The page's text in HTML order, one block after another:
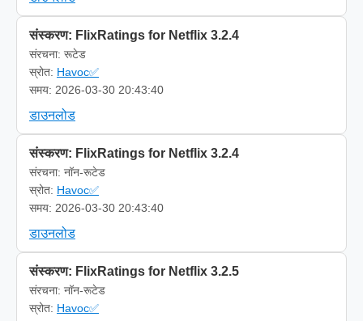
संस्करण: FlixRatings for Netflix 3.2.4
संरचना: रूटेड
स्रोत: Havoc✅
समय: 2026-03-30 20:43:40
डाउनलोड
संस्करण: FlixRatings for Netflix 3.2.4
संरचना: नॉन-रूटेड
स्रोत: Havoc✅
समय: 2026-03-30 20:43:40
डाउनलोड
संस्करण: FlixRatings for Netflix 3.2.5
संरचना: नॉन-रूटेड
स्रोत: Havoc✅